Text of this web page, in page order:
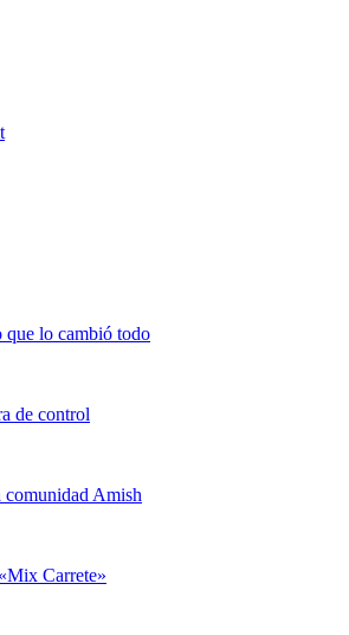
que lo cambió todo
de control
Amish
Carrete»